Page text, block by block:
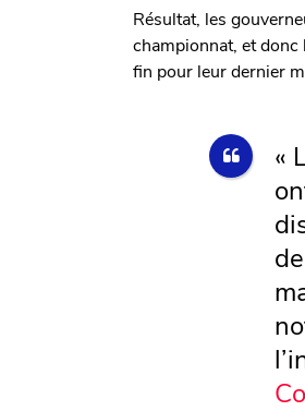
Résultat, les
championnat, et
fin pour leur dernier
«